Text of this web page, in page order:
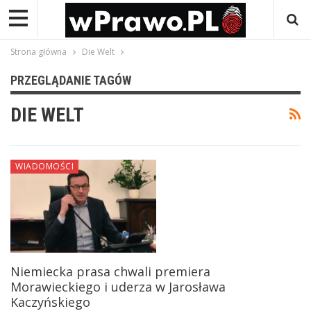
Strona główna Die Welt
PRZEGLĄDANIE TAGÓW
DIE WELT
WIADOMOŚCI
Niemiecka prasa chwali premiera
Morawieckiego i uderza w Jarosława
Kaczyńskiego